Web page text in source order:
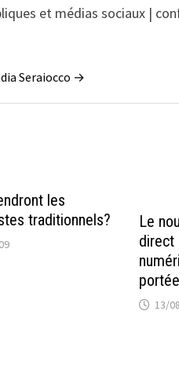
et médias sociaux |
Seraiocco →
les
traditionnels?
Le
direct
13/